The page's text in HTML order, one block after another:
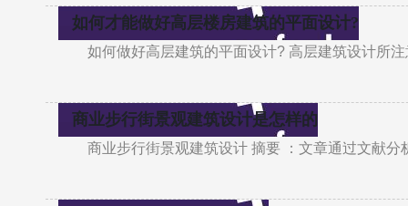
如何才能做好高层楼房建筑的平面设计?
如何做好高层建筑的平面设计? 高层建筑设计所
商业步行街景观建筑设计是怎样的
商业步行街景观建筑设计 摘要 ：文章通过文献